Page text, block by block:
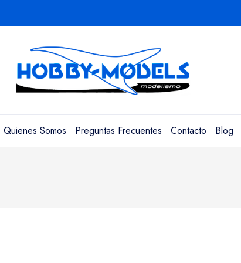
Quienes Somos Preguntas Frecuentes Contacto Blog